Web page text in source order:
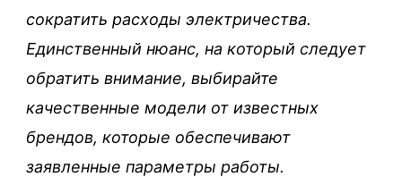
сократить расходы электричества.
Единственный нюанс, на который следует
обратить внимание, выбирайте
качественные модели от известных
брендов, которые обеспечивают
заявленные параметры работы.